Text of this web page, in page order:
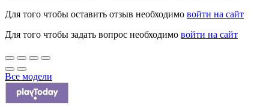
Для того чтобы оставить отзыв необходимо войти на сайт
Для того чтобы задать вопрос необходимо войти на сайт
Все модели